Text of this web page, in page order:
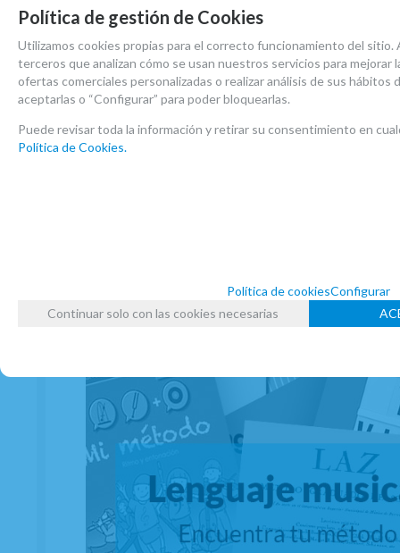
Accesorios Saxo Bajo
Ver Accesorios Saxo Bajo
Política de gestión de Cookies
Utilizamos cookies propias para el correcto funcionamiento del sitio.
terceros que analizan cómo se usan nuestros servicios para mejorar
ofertas comerciales personalizadas o realizar análisis de sus hábitos
aceptarlas o “Configurar” para poder bloquearlas.
Puede revisar toda la información y retirar su consentimiento en
Política de Cookies.
Política de cookiesConfigurar
Continuar solo con las cookies necesarias